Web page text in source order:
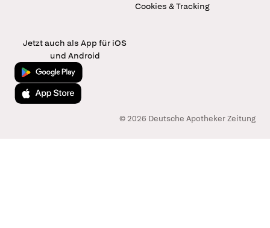
Cookies & Tracking
Jetzt auch als App für iOS
und Android
Jetzt bei Google Play
Laden im App Store
© 2026 Deutsche Apotheker Zeitung